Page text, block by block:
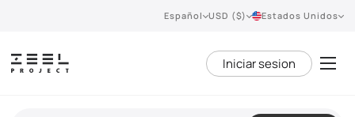
Español USD ($) Estados Unidos
Iniciar sesion